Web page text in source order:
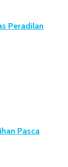
Peradilan
Pasca